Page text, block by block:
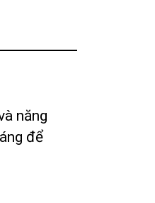
năng
để